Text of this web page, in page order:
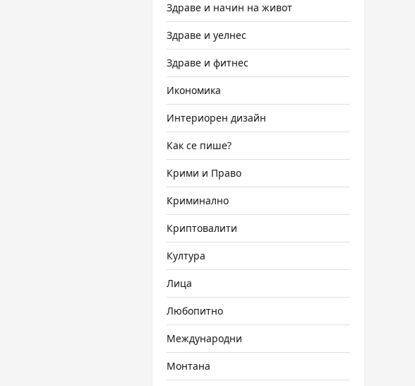
Здраве и начин на живот
Здраве и уелнес
Здраве и фитнес
Икономика
Интериорен дизайн
Как се пише?
Крими и Право
Криминално
Криптовалити
Култура
Лица
Любопитно
Международни
Монтана